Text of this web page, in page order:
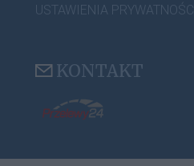
USTAWIENIA PRYWATNOŚCI
KONTAKT